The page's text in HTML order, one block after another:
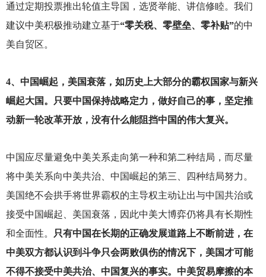
通过定期投票推出轮值主导国，选贤举能、讲信修睦。我们
建议中美积极推动建立基于“零关税、零壁垒、零补贴”的中
美自贸区。
4、中国崛起，美国衰落，如历史上大部分的霸权国家与新兴
崛起大国。只要中国保持战略定力，做好自己的事，坚定推
动新一轮改革开放，没有什么能阻挡中国的伟大复兴。
中国应尽量避免中美关系走向第一种和第二种结局，而尽量
将中美关系向中美共治、中国崛起的第三、四种结局努力。
美国绝不会拱手将世界霸权的主导权主动让出与中国共治或
接受中国崛起、美国衰落，因此中美大博弈仍将具有长期性
和全面性。
只有中国在长期的正确发展道路上不断前进，在
中美双方都认识到斗争只会两败俱伤的情况下，美国才可能
不得不接受中美共治、中国复兴的事实。中美贸易摩擦的本